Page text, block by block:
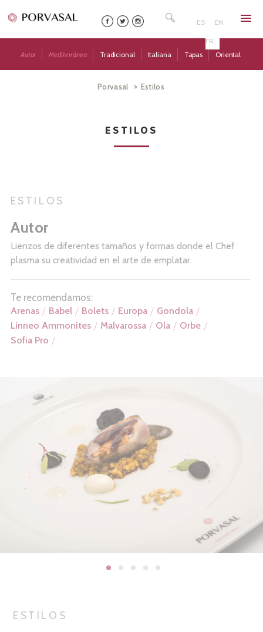
to
ES EN
FR
Autor Mediterránea Tradicional Italiana Tapas Oriental
Porvasal > Estilos
ESTILOS
ESTILOS
Autor
Lienzos de diferentes tamaños y formas donde el Chef
plasma su creatividad en el arte de emplatar.
Te recomendamos:
Arenas Babel Bolets Europa
Gondola
Linneo Ammonites
Malvarossa Ola
Orbe
Sofia Pro
ESTILOS